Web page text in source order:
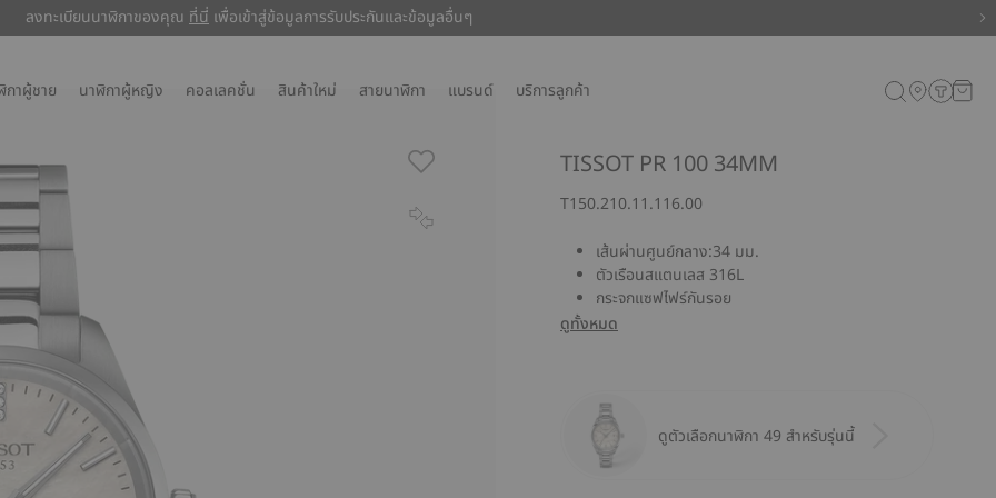
ลงทะเบียนนาฬิกาของคุณ ที่นี่ เพื่อเข้าสู่ข้อมูลการรับประกันและข้อมูลอื่นๆ
ลงทะเบียนนาฬิกาของคุณ ที่นี่ เพื่อเข้าสู่ข้อมูลการรับประกันและข้อมูลอื่นๆ
กาผู้ชาย นาฬิกาผู้หญิง คอลเลคชั่น สินค้าใหม่ สายนาฬิกา แบรนด์ บริการลูกค้า
TISSOT PR 100 34MM
T150.210.11.116.00
เส้นผ่านศูนย์กลาง:34 มม.
ตัวเรือนสแตนเลส 316L
กระจกแซฟไฟร์กันรอย
ดูทั้งหมด
ดูตัวเลือกนาฬิกา 49 สำหรับรุ่นนี้